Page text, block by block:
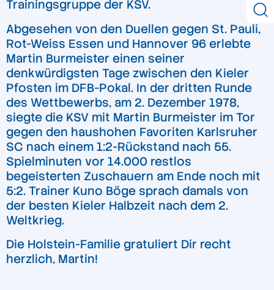
Trainingsgruppe der KSV.
Abgesehen von den Duellen gegen St. Pauli,
Rot-Weiss Essen und Hannover 96 erlebte
Martin Burmeister einen seiner
denkwürdigsten Tage zwischen den Kieler
Pfosten im DFB-Pokal. In der dritten Runde
des Wettbewerbs, am 2. Dezember 1978,
siegte die KSV mit Martin Burmeister im Tor
gegen den haushohen Favoriten Karlsruher
SC nach einem 1:2-Rückstand nach 55.
Spielminuten vor 14.000 restlos
begeisterten Zuschauern am Ende noch mit
5:2. Trainer Kuno Böge sprach damals von
der besten Kieler Halbzeit nach dem 2.
Weltkrieg.
Die Holstein-Familie gratuliert Dir recht
herzlich, Martin!